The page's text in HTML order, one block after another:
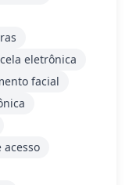
eletrônica
facial